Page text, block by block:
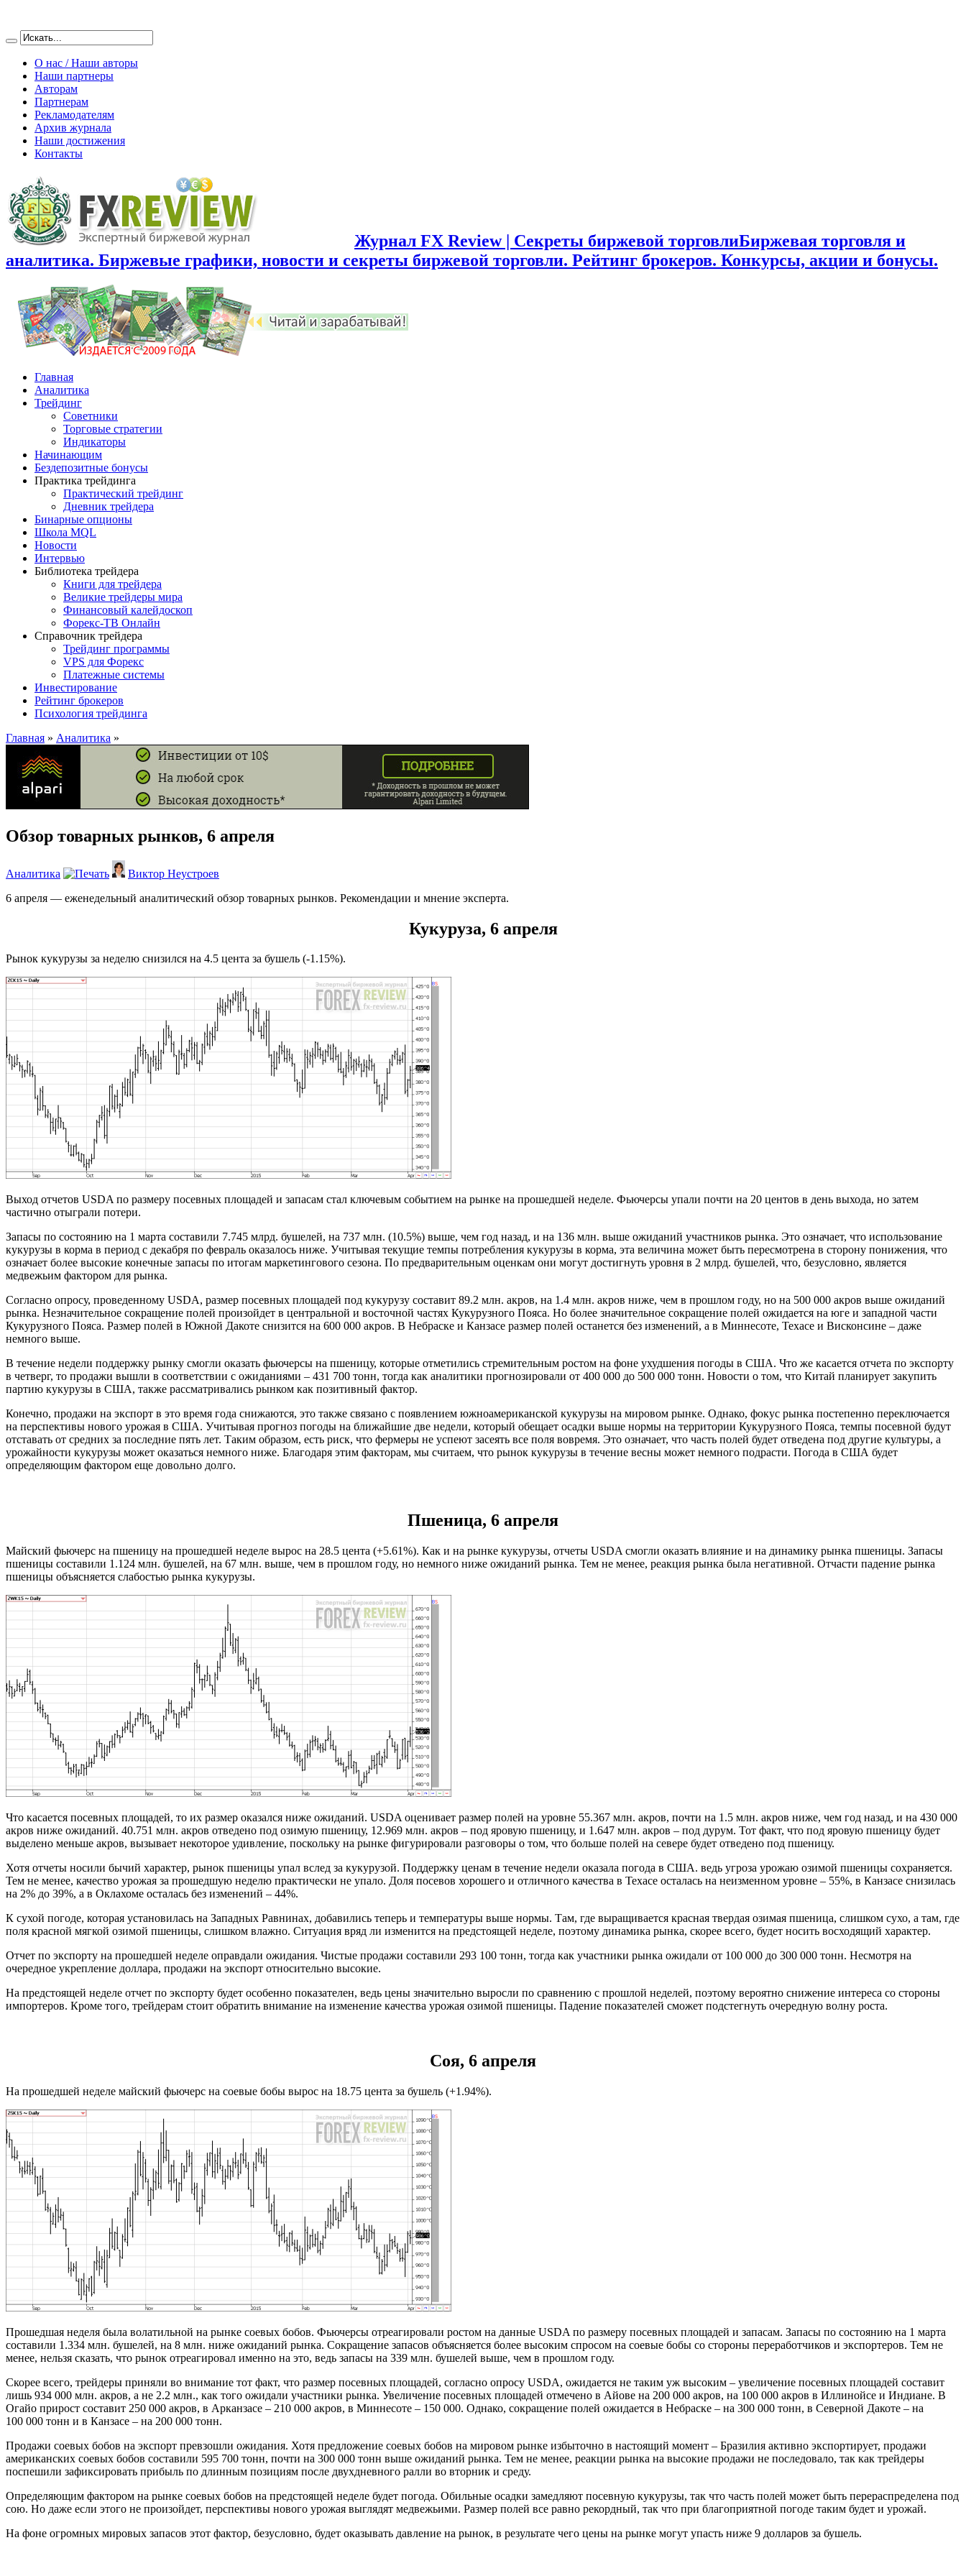
О нас / Наши авторы
Наши партнеры
Авторам
Партнерам
Рекламодателям
Архив журнала
Наши достижения
Контакты
Журнал FX Review | Секреты биржевой торговлиБиржевая торговля и
аналитика. Биржевые графики, новости и секреты биржевой торговли. Рейтинг брокеров. Конкурсы, акции и бонусы.
Главная
Аналитика
Трейдинг
Советники
Торговые стратегии
Индикаторы
Начинающим
Бездепозитные бонусы
Практика трейдинга
Практический трейдинг
Дневник трейдера
Бинарные опционы
Школа MQL
Новости
Интервью
Библиотека трейдера
Книги для трейдера
Великие трейдеры мира
Финансовый калейдоскоп
Форекс-ТВ Онлайн
Справочник трейдера
Трейдинг программы
VPS для Форекс
Платежные системы
Инвестирование
Рейтинг брокеров
Психология трейдинга
Главная » Аналитика »
Обзор товарных рынков, 6 апреля
Аналитика
Виктор Неустроев
6 апреля — еженедельный аналитический обзор товарных рынков. Рекомендации и мнение эксперта.
Кукуруза, 6 апреля
Рынок кукурузы за неделю снизился на 4.5 цента за бушель (-1.15%).
Выход отчетов USDA по размеру посевных площадей и запасам стал ключевым событием на рынке на прошедшей неделе. Фьючерсы упали почти на 20 центов в день выхода, но затем
частично отыграли потери.
Запасы по состоянию на 1 марта составили 7.745 млрд. бушелей, на 737 млн. (10.5%) выше, чем год назад, и на 136 млн. выше ожиданий участников рынка. Это означает, что использование
кукурузы в корма в период с декабря по февраль оказалось ниже. Учитывая текущие темпы потребления кукурузы в корма, эта величина может быть пересмотрена в сторону понижения, что
означает более высокие конечные запасы по итогам маркетингового сезона. По предварительным оценкам они могут достигнуть уровня в 2 млрд. бушелей, что, безусловно, является
медвежьим фактором для рынка.
Согласно опросу, проведенному USDA, размер посевных площадей под кукурузу составит 89.2 млн. акров, на 1.4 млн. акров ниже, чем в прошлом году, но на 500 000 акров выше ожиданий
рынка. Незначительное сокращение полей произойдет в центральной и восточной частях Кукурузного Пояса. Но более значительное сокращение полей ожидается на юге и западной части
Кукурузного Пояса. Размер полей в Южной Дакоте снизится на 600 000 акров. В Небраске и Канзасе размер полей останется без изменений, а в Миннесоте, Техасе и Висконсине – даже
немного выше.
В течение недели поддержку рынку смогли оказать фьючерсы на пшеницу, которые отметились стремительным ростом на фоне ухудшения погоды в США. Что же касается отчета по экспорту
в четверг, то продажи вышли в соответствии с ожиданиями – 431 700 тонн, тогда как аналитики прогнозировали от 400 000 до 500 000 тонн. Новости о том, что Китай планирует закупить
партию кукурузы в США, также рассматривались рынком как позитивный фактор.
Конечно, продажи на экспорт в это время года снижаются, это также связано с появлением южноамериканской кукурузы на мировом рынке. Однако, фокус рынка постепенно переключается
на перспективы нового урожая в США. Учитывая прогноз погоды на ближайшие две недели, который обещает осадки выше нормы на территории Кукурузного Пояса, темпы посевной будут
отставать от средних за последние пять лет. Таким образом, есть риск, что фермеры не успеют засеять все поля вовремя. Это означает, что часть полей будет отведена под другие культуры, а
урожайности кукурузы может оказаться немного ниже. Благодаря этим факторам, мы считаем, что рынок кукурузы в течение весны может немного подрасти. Погода в США будет
определяющим фактором еще довольно долго.
Пшеница, 6 апреля
Майский фьючерс на пшеницу на прошедшей неделе вырос на 28.5 цента (+5.61%). Как и на рынке кукурузы, отчеты USDA смогли оказать влияние и на динамику рынка пшеницы. Запасы
пшеницы составили 1.124 млн. бушелей, на 67 млн. выше, чем в прошлом году, но немного ниже ожиданий рынка. Тем не менее, реакция рынка была негативной. Отчасти падение рынка
пшеницы объясняется слабостью рынка кукурузы.
Что касается посевных площадей, то их размер оказался ниже ожиданий. USDA оценивает размер полей на уровне 55.367 млн. акров, почти на 1.5 млн. акров ниже, чем год назад, и на 430 000
акров ниже ожиданий. 40.751 млн. акров отведено под озимую пшеницу, 12.969 млн. акров – под яровую пшеницу, и 1.647 млн. акров – под дурум. Тот факт, что под яровую пшеницу будет
выделено меньше акров, вызывает некоторое удивление, поскольку на рынке фигурировали разговоры о том, что больше полей на севере будет отведено под пшеницу.
Хотя отчеты носили бычий характер, рынок пшеницы упал вслед за кукурузой. Поддержку ценам в течение недели оказала погода в США. ведь угроза урожаю озимой пшеницы сохраняется.
Тем не менее, качество урожая за прошедшую неделю практически не упало. Доля посевов хорошего и отличного качества в Техасе осталась на неизменном уровне – 55%, в Канзасе снизилась
на 2% до 39%, а в Оклахоме осталась без изменений – 44%.
К сухой погоде, которая установилась на Западных Равнинах, добавились теперь и температуры выше нормы. Там, где выращивается красная твердая озимая пшеница, слишком сухо, а там, где
поля красной мягкой озимой пшеницы, слишком влажно. Ситуация вряд ли изменится на предстоящей неделе, поэтому динамика рынка, скорее всего, будет носить восходящий характер.
Отчет по экспорту на прошедшей неделе оправдали ожидания. Чистые продажи составили 293 100 тонн, тогда как участники рынка ожидали от 100 000 до 300 000 тонн. Несмотря на
очередное укрепление доллара, продажи на экспорт относительно высокие.
На предстоящей неделе отчет по экспорту будет особенно показателен, ведь цены значительно выросли по сравнению с прошлой неделей, поэтому вероятно снижение интереса со стороны
импортеров. Кроме того, трейдерам стоит обратить внимание на изменение качества урожая озимой пшеницы. Падение показателей сможет подстегнуть очередную волну роста.
Соя, 6 апреля
На прошедшей неделе майский фьючерс на соевые бобы вырос на 18.75 цента за бушель (+1.94%).
Прошедшая неделя была волатильной на рынке соевых бобов. Фьючерсы отреагировали ростом на данные USDA по размеру посевных площадей и запасам. Запасы по состоянию на 1 марта
составили 1.334 млн. бушелей, на 8 млн. ниже ожиданий рынка. Сокращение запасов объясняется более высоким спросом на соевые бобы со стороны переработчиков и экспортеров. Тем не
менее, нельзя сказать, что рынок отреагировал именно на это, ведь запасы на 339 млн. бушелей выше, чем в прошлом году.
Скорее всего, трейдеры приняли во внимание тот факт, что размер посевных площадей, согласно опросу USDA, ожидается не таким уж высоким – увеличение посевных площадей составит
лишь 934 000 млн. акров, а не 2.2 млн., как того ожидали участники рынка. Увеличение посевных площадей отмечено в Айове на 200 000 акров, на 100 000 акров в Иллинойсе и Индиане. В
Огайо прирост составит 250 000 акров, в Арканзасе – 210 000 акров, в Миннесоте – 150 000. Однако, сокращение полей ожидается в Небраске – на 300 000 тонн, в Северной Дакоте – на
100 000 тонн и в Канзасе – на 200 000 тонн.
Продажи соевых бобов на экспорт превзошли ожидания. Хотя предложение соевых бобов на мировом рынке избыточно в настоящий момент – Бразилия активно экспортирует, продажи
американских соевых бобов составили 595 700 тонн, почти на 300 000 тонн выше ожиданий рынка. Тем не менее, реакции рынка на высокие продажи не последовало, так как трейдеры
поспешили зафиксировать прибыль по длинным позициям после двухдневного ралли во вторник и среду.
Определяющим фактором на рынке соевых бобов на предстоящей неделе будет погода. Обильные осадки замедляют посевную кукурузы, так что часть полей может быть перераспределена под
сою. Но даже если этого не произойдет, перспективы нового урожая выглядят медвежьими. Размер полей все равно рекордный, так что при благоприятной погоде таким будет и урожай.
На фоне огромных мировых запасов этот фактор, безусловно, будет оказывать давление на рынок, в результате чего цены на рынке могут упасть ниже 9 долларов за бушель.